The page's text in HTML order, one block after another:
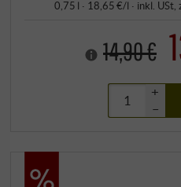
0,75 l · 18,65 €/l · inkl. USt
14,90 €
+
–